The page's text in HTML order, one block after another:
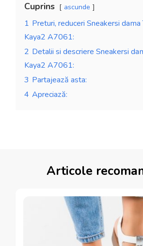
Cuprins ascunde
1 Preturi, reduceri Sneakersi
Kaya2 A7061:
2 Detalii si descriere Sneakersi
Kaya2 A7061:
3 Partajează asta:
4 Apreciază:
Articole